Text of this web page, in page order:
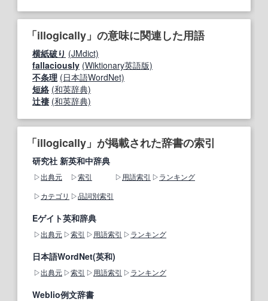
「illogically」の意味に関連した用語
横紙破り (JMdict)
fallaciously (Wiktionary英語版)
不条理 (日本語WordNet)
短絡 (和英辞典)
辻褄 (和英辞典)
「illogically」が掲載された辞書の索引
研究社 新英和中辞典
出典元 索引 用語索引
ランキング
カテゴリ
品詞別索引
Eゲイト英和辞典
出典元 索引 用語索引 ランキング
日本語WordNet(英和)
出典元 索引 用語索引 ランキング
Weblio例文辞書